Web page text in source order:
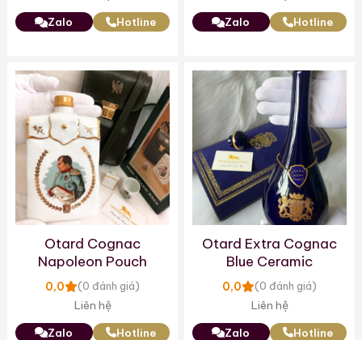
Zalo Hotline Zalo Hotline
Otard Cognac
Napoleon Pouch
0,0 (0 đánh giá)
Liên hệ
Zalo Hotline
Otard Extra Cognac
Blue Ceramic
0,0 (0 đánh giá)
Liên hệ
Zalo Hotline